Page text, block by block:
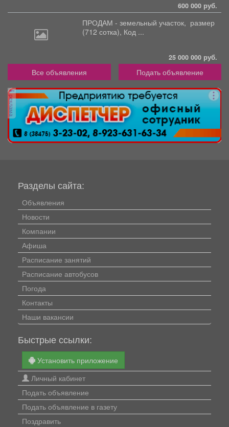
600 000 руб.
ПРОДАМ - земельный участок, размер
(712 сотка), Код ...
25 000 000 руб.
Все объявления Подать объявление
реклама
Разделы сайта:
Объявления
Новости
Компании
Афиша
Расписание занятий
Расписание автобусов
Погода
Контакты
Наши вакансии
Быстрые ссылки:
Установить приложение
Личный кабинет
Подать объявление
Подать объявление в газету
Поздравить